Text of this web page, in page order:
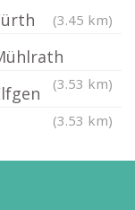
(3.45 km)
(3.53 km)
(3.53 km)